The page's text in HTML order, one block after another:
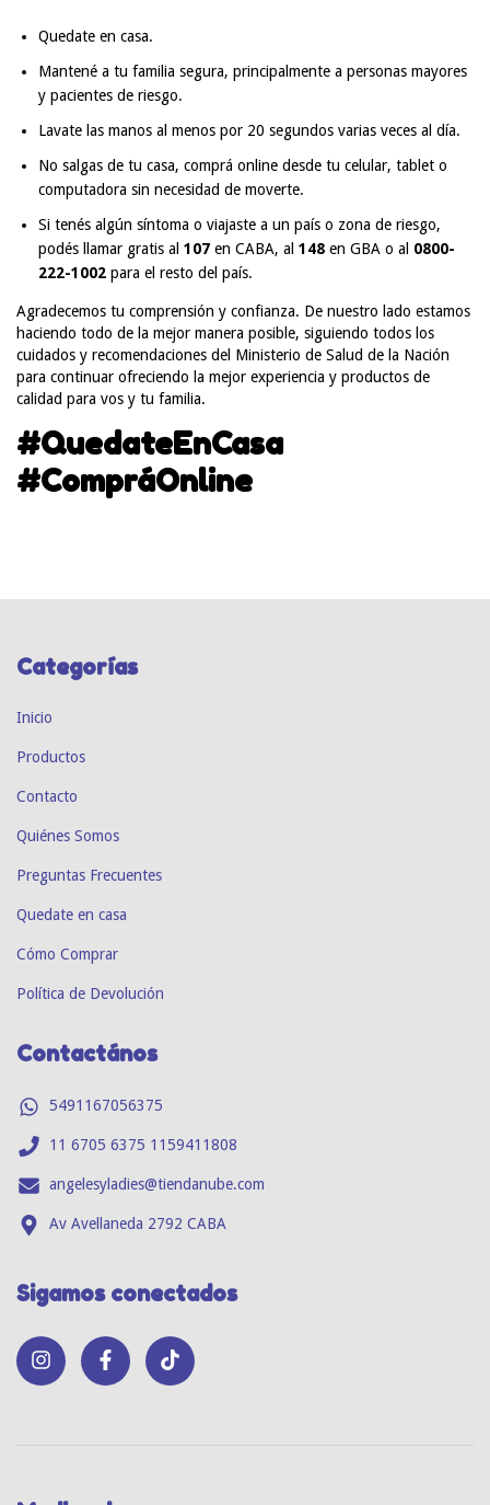
Quedate en casa.
Mantené a tu familia segura, principalmente a personas mayores
y pacientes de riesgo.
Lavate las manos al menos por 20 segundos varias veces al día.
No salgas de tu casa, comprá online desde tu celular, tablet o
computadora sin necesidad de moverte.
Si tenés algún síntoma o viajaste a un país o zona de riesgo,
podés llamar gratis al 107 en CABA, al 148 en GBA o al 0800-
222-1002 para el resto del país.
Agradecemos tu comprensión y confianza. De nuestro lado estamos
haciendo todo de la mejor manera posible, siguiendo todos los
cuidados y recomendaciones del Ministerio de Salud de la Nación
para continuar ofreciendo la mejor experiencia y productos de
calidad para vos y tu familia.
#QuedateEnCasa
#CompráOnline
Categorías
Inicio
Productos
Contacto
Quiénes Somos
Preguntas Frecuentes
Quedate en casa
Cómo Comprar
Política de Devolución
Contactános
5491167056375
11 6705 6375 1159411808
angelesyladies@tiendanube.com
Av Avellaneda 2792 CABA
Sigamos conectados